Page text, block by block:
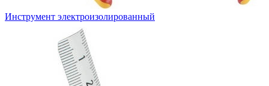
Инструмент электроизолированный